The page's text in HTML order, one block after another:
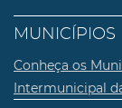
MUNICÍPIOS
Conheça os
Intermunicipal